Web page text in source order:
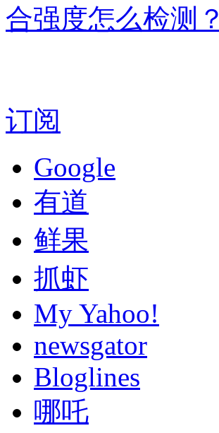
合强度怎么检测？
订阅
Google
有道
鲜果
抓虾
My Yahoo!
newsgator
Bloglines
哪吒